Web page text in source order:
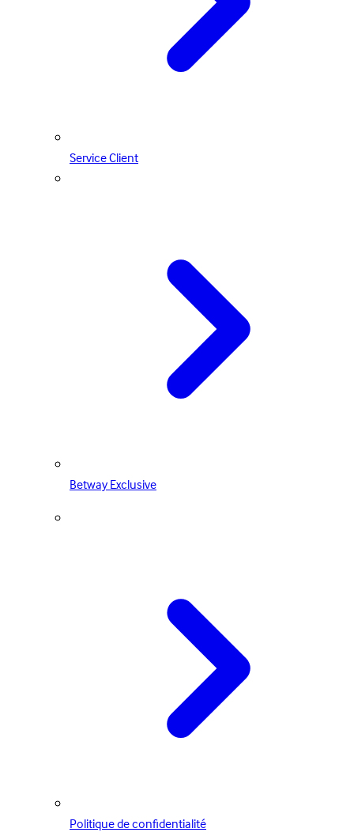
Service Client
Betway Exclusive
Politique de confidentialité